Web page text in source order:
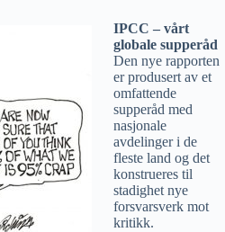
IPCC – vårt
globale supperåd
Den nye rapporten
er produsert av et
omfattende
supperåd med
nasjonale
avdelinger i de
fleste land og det
konstrueres til
stadighet nye
forsvarsverk mot
kritikk.